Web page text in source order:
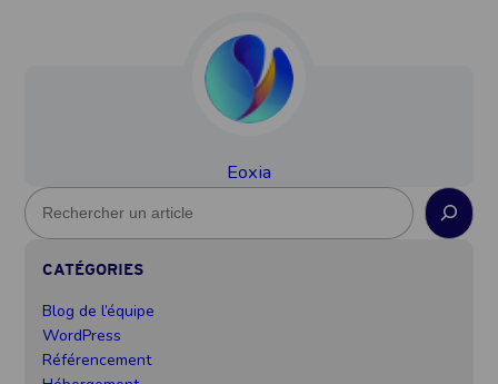
Eoxia
R
e
CATÉGORIES
Blog de l’équipe
WordPress
Référencement